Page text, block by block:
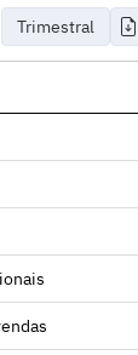
Trimestral